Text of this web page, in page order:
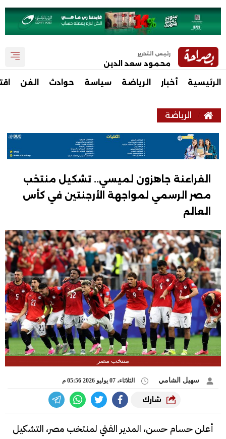
رئيس التحرير
محمود سعد الدين
الرئيسية أخبار الرياضة سياسة حوادث الفن
الرياضة
الفراعنة جاهزون لميسي.. تشكيل منتخب
مصر الرسمي لمواجهة الأرجنتين في كأس
العالم
منتخب مصر
سهيل الشامي الثلاثاء، 07 يوليو 2026 05:56 م
شارك
أعلن حسام حسن، المدير الفني لمنتخب مصر، التشكيل